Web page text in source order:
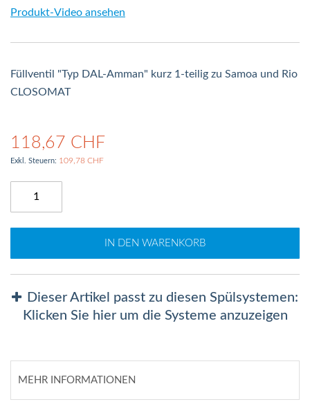
Produkt-Video ansehen
Füllventil "Typ DAL-Amman" kurz 1-teilig zu Samoa und Rio
CLOSOMAT
118,67 CHF
109,78 CHF
IN DEN WARENKORB
Dieser Artikel passt zu diesen Spülsystemen:
Klicken Sie hier um die Systeme anzuzeigen
MEHR INFORMATIONEN